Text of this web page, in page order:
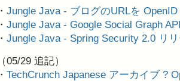
・ Jungle Java - ブログのURLを
・ Jungle Java - Google Social Graph
・ Jungle Java - Spring Security 2.0 リ
（05/29 追記）
・ TechCrunch Japanese アーカイブ ?